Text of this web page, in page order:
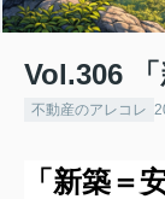
Vol.306
不動産のアレコレ
「新築＝